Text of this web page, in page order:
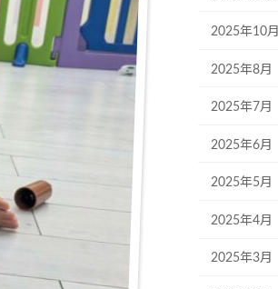
2025年10月
2025年8月
2025年7月
2025年6月
2025年5月
2025年4月
2025年3月